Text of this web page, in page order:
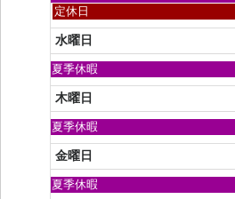
9th
2026
曜
日,
8
月
9th
2026
火
曜
日,
8
月
2026
定休日
水曜日
日
曜
日,
8
月
2026
夏季休暇
木曜日
日
曜
日,
8
月
夏季休暇
金曜日
日
夏季休暇